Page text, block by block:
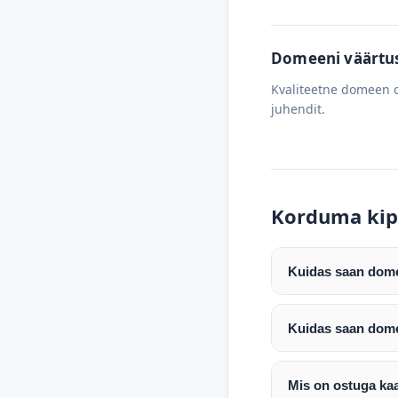
Domeeni
Kvaliteetne domeen
juhendit.
Korduma
Kuidas saan
Pärast makse
enda valitud
Domeeni
Täpsemad
Kuidas saan
Pärast ostu
koodi, millega
Mis on ostuga